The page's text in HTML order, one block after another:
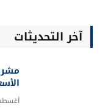
آخر التحديثات
أغسطس 6,